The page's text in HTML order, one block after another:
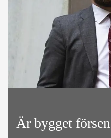
Är bygget